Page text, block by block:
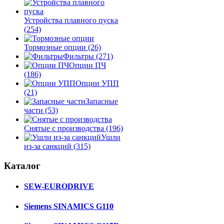
Устройства плавного пуска
(254)
Тормозные опции (26)
Фильтры (271)
Опции ПЧ
(186)
Опции УПП
(21)
Запасные
части (53)
Снятые с производства (196)
Ушли
из-за санкций (315)
Каталог
SEW-EURODRIVE
Siemens SINAMICS G110